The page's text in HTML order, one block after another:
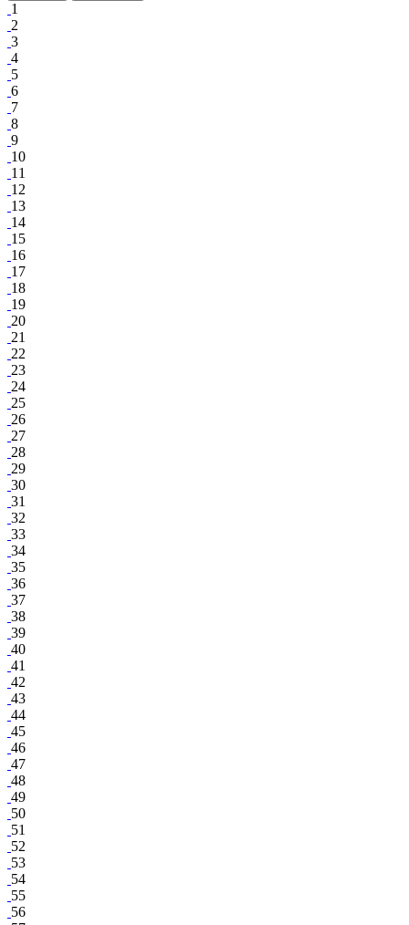
1
2
3
4
5
6
7
8
9
10
11
12
13
14
15
16
17
18
19
20
21
22
23
24
25
26
27
28
29
30
31
32
33
34
35
36
37
38
39
40
41
42
43
44
45
46
47
48
49
50
51
52
53
54
55
56